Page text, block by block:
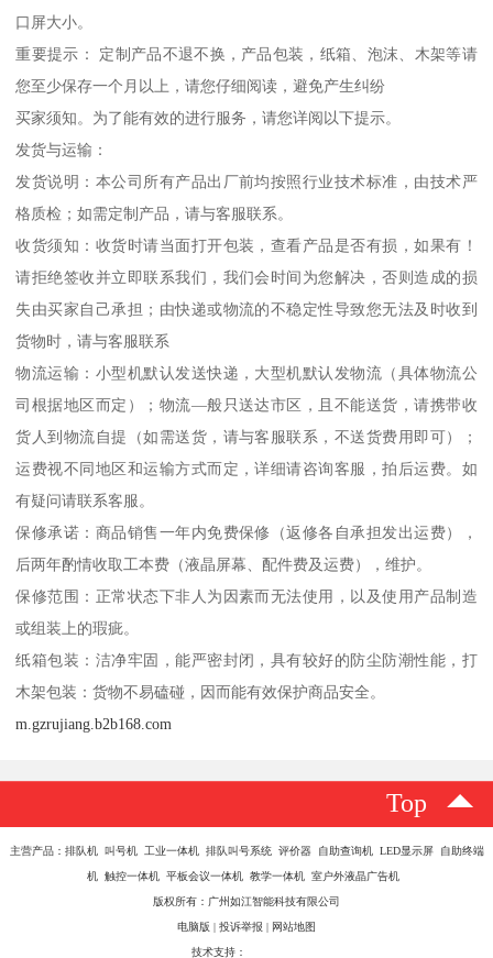
口屏大小。
重要提示： 定制产品不退不换，产品包装，纸箱、泡沫、木架等请
您至少保存一个月以上，请您仔细阅读，避免产生纠纷
买家须知。为了能有效的进行服务，请您详阅以下提示。
发货与运输：
发货说明：本公司所有产品出厂前均按照行业技术标准，由技术严
格质检；如需定制产品，请与客服联系。
收货须知：收货时请当面打开包装，查看产品是否有损，如果有！
请拒绝签收并立即联系我们，我们会时间为您解决，否则造成的损
失由买家自己承担；由快递或物流的不稳定性导致您无法及时收到
货物时，请与客服联系
物流运输：小型机默认发送快递，大型机默认发物流（具体物流公
司根据地区而定）；物流—般只送达市区，且不能送货，请携带收
货人到物流自提（如需送货，请与客服联系，不送货费用即可）；
运费视不同地区和运输方式而定，详细请咨询客服，拍后运费。如
有疑问请联系客服。
保修承诺：商品销售一年内免费保修（返修各自承担发出运费），
后两年酌情收取工本费（液晶屏幕、配件费及运费），维护。
保修范围：正常状态下非人为因素而无法使用，以及使用产品制造
或组装上的瑕疵。
纸箱包装：洁净牢固，能严密封闭，具有较好的防尘防潮性能，打
木架包装：货物不易磕碰，因而能有效保护商品安全。
m.gzrujiang.b2b168.com
Top
主营产品：排队机 叫号机 工业一体机 排队叫号系统 评价器 自助查询机 LED显示屏 自助终端
机 触控一体机 平板会议一体机 教学一体机 室户外液晶广告机
版权所有：广州如江智能科技有限公司
电脑版 | 投诉举报 | 网站地图
技术支持：